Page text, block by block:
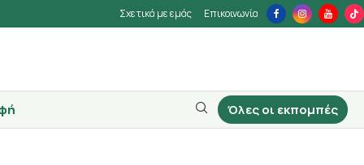
Σχετικά με εμάς Επικοινωνία
Όλες οι εκπομπές